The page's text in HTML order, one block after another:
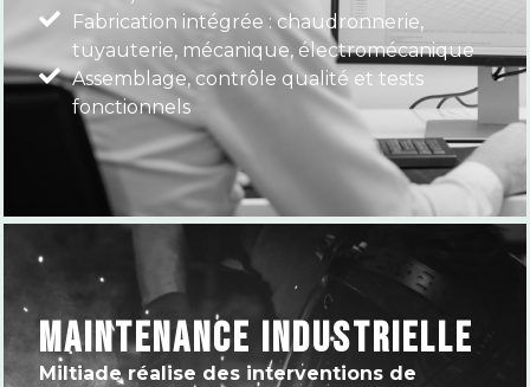
Fabrication intégrée : chaudronnerie,
tuyauterie, mécanique, électromécanique
Assemblage, contrôle qualité et tests
fonctionnels
MAINTENANCE INDUSTRIELLE
Miltiade réalise des interventions de